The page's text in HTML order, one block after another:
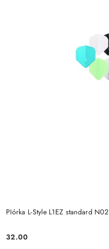
PIórka L-Style L1EZ standard N02
Cena:
32.00